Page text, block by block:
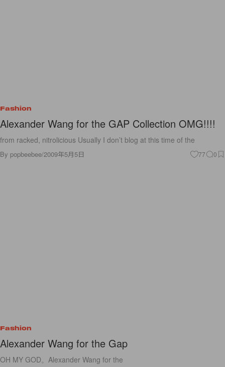
Fashion
Alexander Wang for the GAP Collection OMG!!!!
from racked, nitrolicious Usually I don’t blog at this time of the
By popbeebee/2009年5月5日 77 0
Fashion
Alexander Wang for the Gap
OH MY GOD。Alexander Wang for the